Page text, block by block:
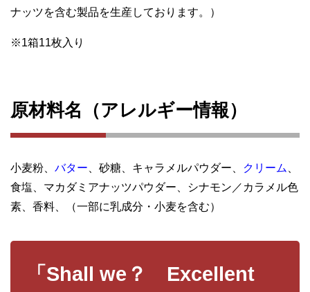
ナッツを含む製品を生産しております。）
※1箱11枚入り
原材料名（アレルギー情報）
小麦粉、 バター 、砂糖、キャラメルパウダー、 クリーム
食塩、マカダミアナッツパウダー、シナモン／カラメル色
素、香料、（一部に乳成分・小麦を含む）
「Shall we？ Excellent